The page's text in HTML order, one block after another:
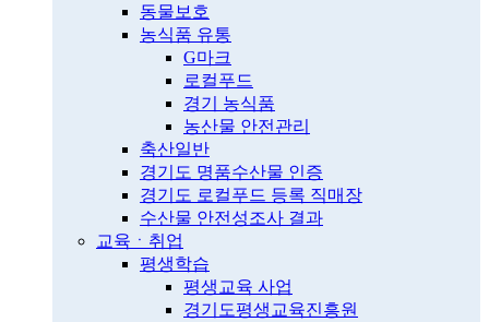
동물보호
농식품 유통
G마크
로컬푸드
경기 농식품
농산물 안전관리
축산일반
경기도 명품수산물 인증
경기도 로컬푸드 등록 직매장
수산물 안전성조사 결과
교육ㆍ취업
평생학습
평생교육 사업
경기도평생교육진흥원